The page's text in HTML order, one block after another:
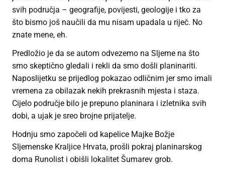
svih područja – geografije, povijesti, geologije i tko za
što bismo još naučili da mu nisam upadala u riječ. No
znate mene, eh.
Predložio je da se autom odvezemo na Sljeme na što
smo skeptično gledali i rekli da smo došli planinariti.
Naposlijetku se prijedlog pokazao odličnim jer smo imali
vremena za obilazak nekih prekrasnih mjesta i staza.
Cijelo područje bilo je prepuno planinara i izletnika svih
dobi, a ujak je sreo brojne prijatelje.
Hodnju smo započeli od kapelice Majke Božje
Sljemenske Kraljice Hrvata, prošli pokraj planinarskog
doma Runolist i obišli lokalitet Šumarev grob.